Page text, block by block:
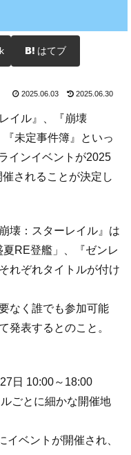
はてブ
2025.06.03 2025.06.30
イル』、『崩壊
未定事件簿』といっ
インイベントが2025
されることが決定し
壊：スターレイル』は
夏RE登艦」、『ゼンレ
れぞれタイトルが付け
なく誰でも参加可能
発表するとのこと。
日 10:00～18:00
ごとに細かな開催地
ベントが開催され、